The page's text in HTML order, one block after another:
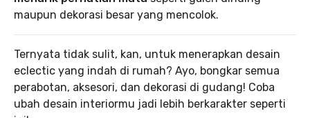
maupun dekorasi besar yang mencolok.
Ternyata tidak sulit, kan, untuk menerapkan desain
eclectic yang indah di rumah? Ayo, bongkar semua
perabotan, aksesori, dan dekorasi di gudang! Coba
ubah desain interiormu jadi lebih berkarakter seperti